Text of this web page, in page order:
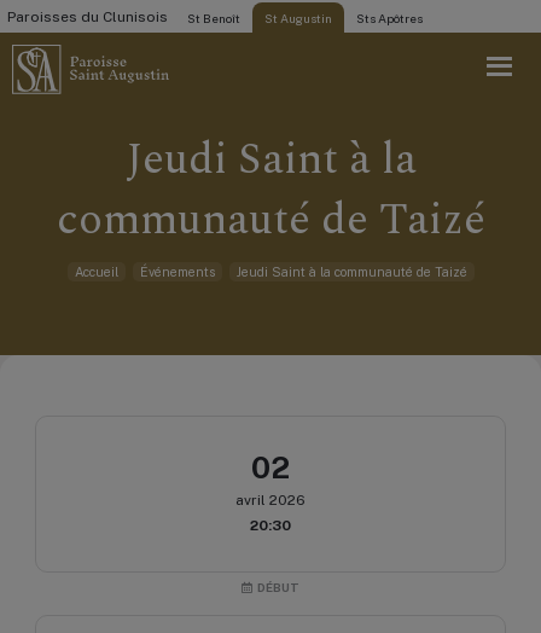
Paroisses du Clunisois St Benoît St Augustin Sts Apôtres
Jeudi Saint à la
communauté de Taizé
Accueil Événements Jeudi Saint à la communauté de Taizé
02
avril 2026
20:30
DÉBUT